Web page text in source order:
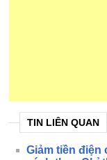
TIN LIÊN QUAN
Giảm tiền